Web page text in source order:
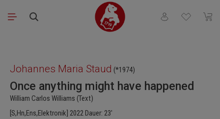
Zum Hauptinhalt springen
Du hast 0
Johannes Maria Staud (*1974)
Once anything might have happened
William Carlos Williams (Text)
[S,Hn,Ens,Elektronik] 2022 Dauer: 23'